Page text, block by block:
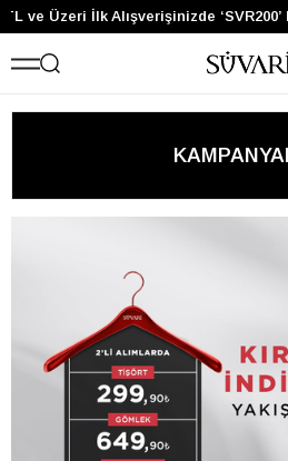
ve Üzeri İlk Alışverişinizde ‘SVR200’